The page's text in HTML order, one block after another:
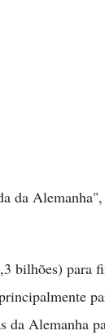
da
bilhões) para
Alemanha